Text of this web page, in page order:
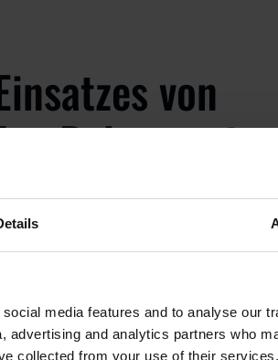
media features and to analyse our
advertising and analytics partners who
collected from your use of their
von
Robotern im
ihre Logistik verwalten, verändert. Diese
der Gesamtproduktivität beitragen.